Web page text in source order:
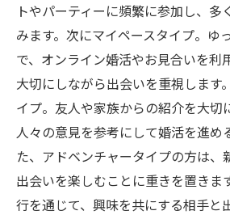
トやパーティーに頻繁に参加し、多
みます。次にマイペースタイプ。ゆ
で、オンライン婚活やお見合いを利
大切にしながら出会いを重視します
イプ。友人や家族からの紹介を大切
人々の意見を参考にして婚活を進め
た、アドベンチャータイプの方は、
出会いを楽しむことに重きを置きま
行を通じて、興味を共にする相手と